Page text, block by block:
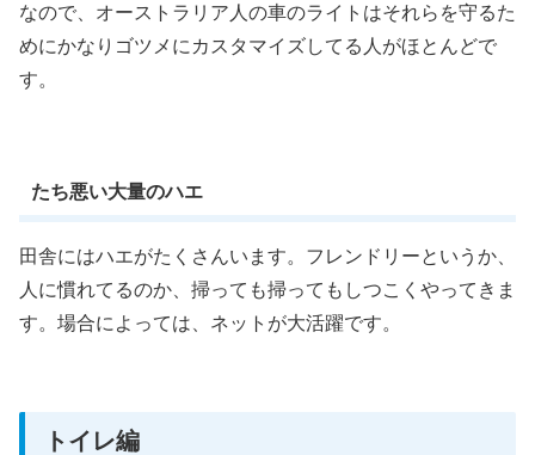
なので、オーストラリア人の車のライトはそれらを守るた
めにかなりゴツメにカスタマイズしてる人がほとんどで
す。
たち悪い大量のハエ
田舎にはハエがたくさんいます。フレンドリーというか、
人に慣れてるのか、掃っても掃ってもしつこくやってきま
す。場合によっては、ネットが大活躍です。
トイレ編